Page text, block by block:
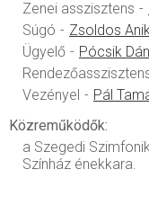
Zenei asszisztens
Súgó
Zsoldos
Ügyelő
Pócsik
Vezényel
Pál
Közreműködők:
a Szegedi
Színház énekkara.